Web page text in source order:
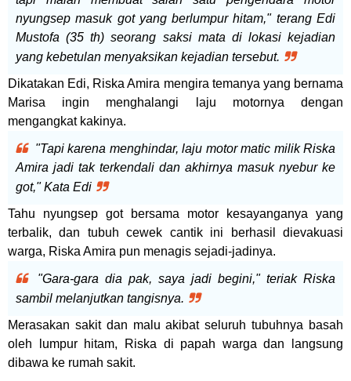
nyungsep masuk got yang berlumpur hitam," terang Edi
Mustofa (35 th) seorang saksi mata di lokasi kejadian
yang kebetulan menyaksikan kejadian tersebut.
Dikatakan Edi, Riska Amira mengira temanya yang bernama
Marisa ingin menghalangi laju motornya dengan
mengangkat kakinya.
"Tapi karena menghindar, laju motor matic milik Riska
Amira jadi tak terkendali dan akhirnya masuk nyebur ke
got," Kata Edi
Tahu nyungsep got bersama motor kesayanganya yang
terbalik, dan tubuh cewek cantik ini berhasil dievakuasi
warga, Riska Amira pun menagis sejadi-jadinya.
"Gara-gara dia pak, saya jadi begini," teriak Riska
sambil melanjutkan tangisnya.
Merasakan sakit dan malu akibat seluruh tubuhnya basah
oleh lumpur hitam, Riska di papah warga dan langsung
dibawa ke rumah sakit.